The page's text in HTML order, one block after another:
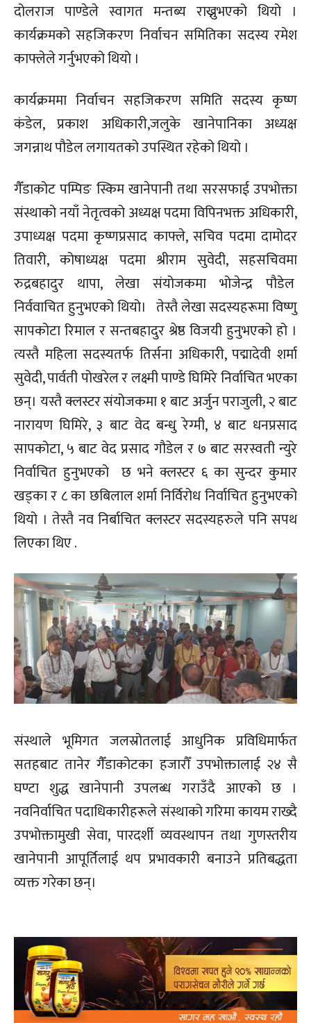
दोलराज पाण्डेले स्वागत मन्तब्य राख्नुभएको थियो ।
कार्यक्रमको सहजिकरण निर्वाचन समितिका सदस्य रमेश
काफ्लेले गर्नुभएको थियो ।
कार्यक्रममा निर्वाचन सहजिकरण समिति सदस्य कृष्ण
कंडेल, प्रकाश अधिकारी,जलुके खानेपानिका अध्यक्ष
जगन्नाथ पौडेल लगायतको उपस्थित रहेको थियो ।
गैँडाकोट पम्पिङ स्किम खानेपानी तथा सरसफाई उपभोक्ता
संस्थाको नयाँ नेतृत्वको अध्यक्ष पदमा विपिनभक्त अधिकारी,
उपाध्यक्ष पदमा कृष्णप्रसाद काफ्ले, सचिव पदमा दामोदर
तिवारी, कोषाध्यक्ष पदमा श्रीराम सुवेदी, सहसचिवमा
रुद्रबहादुर थापा, लेखा संयोजकमा भोजेन्द्र पौडेल
निर्ववाचित हुनुभएको थियो। तेस्तै लेखा सदस्यहरूमा विष्णु
सापकोटा रिमाल र सन्तबहादुर श्रेष्ठ विजयी हुनुभएको हो ।
त्यस्तै महिला सदस्यतर्फ तिर्सना अधिकारी, पद्मादेवी शर्मा
सुवेदी, पार्वती पोखरेल र लक्ष्मी पाण्डे घिमिरे निर्वाचित भएका
छन्। यस्तै क्लस्टर संयोजकमा १ बाट अर्जुन पराजुली, २ बाट
नारायण घिमिरे, ३ बाट वेद बन्धु रेग्मी, ४ बाट धनप्रसाद
सापकोटा, ५ बाट वेद प्रसाद गौडेल र ७ बाट सरस्वती न्युरे
निर्वाचित हुनुभएको छ भने क्लस्टर ६ का सुन्दर कुमार
खड्का र ८ का छबिलाल शर्मा निर्विरोध निर्वाचित हुनुभएको
थियो । तेस्तै नव निर्बाचित क्लस्टर सदस्यहरुले पनि सपथ
लिएका थिए .
संस्थाले भूमिगत जलस्रोतलाई आधुनिक प्रविधिमार्फत
सतहबाट तानेर गैँडाकोटका हजारौँ उपभोक्तालाई २४ सै
घण्टा शुद्ध खानेपानी उपलब्ध गराउँदै आएको छ ।
नवनिर्वाचित पदाधिकारीहरूले संस्थाको गरिमा कायम राख्दै
उपभोक्तामुखी सेवा, पारदर्शी व्यवस्थापन तथा गुणस्तरीय
खानेपानी आपूर्तिलाई थप प्रभावकारी बनाउने प्रतिबद्धता
व्यक्त गरेका छन्।